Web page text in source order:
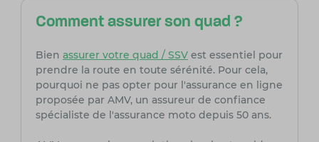
Comment assurer son quad ?
Bien assurer votre quad / SSVest essentiel pour
prendre la route en toute sérénité. Pour cela,
pourquoi ne pas opter pour l'assurance en ligne
proposée par AMV, un assureur de confiance
spécialiste de l'assurance moto depuis 50 ans.